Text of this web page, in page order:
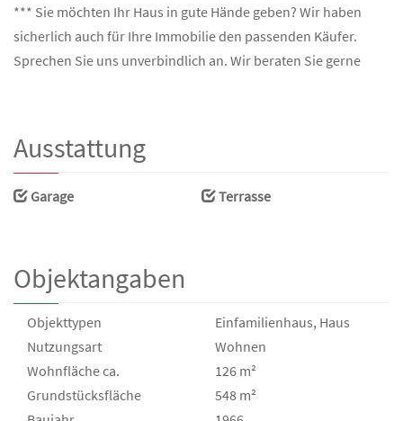
*** Sie möchten Ihr Haus in gute Hände geben? Wir haben
sicherlich auch für Ihre Immobilie den passenden Käufer.
Sprechen Sie uns unverbindlich an. Wir beraten Sie gerne
Ausstattung
Garage Terrasse
Objektangaben
Objekttypen
Einfamilienhaus, Haus
Nutzungsart
Wohnen
Wohnfläche ca.
126 m²
Grund­stücks­fläche
548 m²